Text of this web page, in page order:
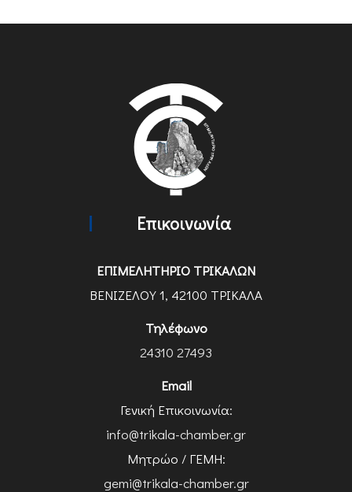
Επικοινωνία
ΕΠΙΜΕΛΗΤΗΡΙΟ ΤΡΙΚΑΛΩΝ
ΒΕΝΙΖΕΛΟΥ 1, 42100 ΤΡΙΚΑΛΑ
Τηλέφωνο
24310 27493
Email
Γενική Επικοινωνία:
info@trikala-chamber.gr
Μητρώο / ΓΕΜΗ:
gemi@trikala-chamber.gr